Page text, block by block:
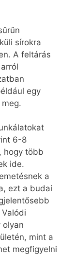
sírokra
A feltárás
egy
6-8
hogy több
ide.
a
ezt a budai
olyan
mint a
megfigyelni